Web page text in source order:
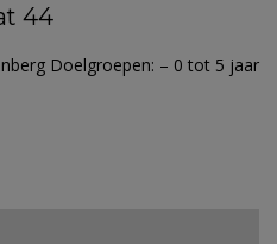
44
Doelgroepen: – 0 tot 5 jaar